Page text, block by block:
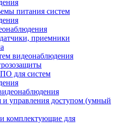
питания систем
приемники
видеонаблюдения
для систем
и управления доступом (умный
комплектующие для